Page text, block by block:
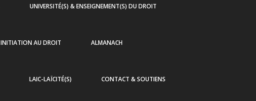
UNIVERSITÉ(S) & ENSEIGNEMENT(S) DU DROIT
INITIATION AU DROIT ALMANACH
LAIC-LAÏCITÉ(S) CONTACT & SOUTIENS